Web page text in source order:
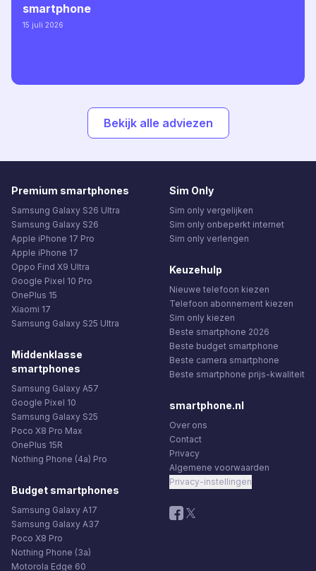
smartphone
15 juli 2026
Bekijk alle adviezen
Premium smartphones
Samsung Galaxy S26 Ultra
Samsung Galaxy S26
Apple iPhone 17 Pro
Apple iPhone 17
Oppo Find X9 Ultra
Google Pixel 10 Pro
OnePlus 15
Xiaomi 17
Samsung Galaxy S25 Ultra
Middenklasse
smartphones
Samsung Galaxy A57
Google Pixel 10
Samsung Galaxy S25
Poco X8 Pro Max
OnePlus 15R
Nothing Phone (4a) Pro
Budget smartphones
Samsung Galaxy A17
Samsung Galaxy A37
Poco X8 Pro
Nothing Phone (3a)
Motorola Edge 60
Sim Only
Sim only vergelijken
Sim only onbeperkt internet
Sim only verlengen
Keuzehulp
Nieuwe telefoon kiezen
Telefoon abonnement kiezen
Sim only kiezen
Beste smartphone 2026
Beste budget smartphone
Beste camera smartphone
Beste smartphone prijs-kwaliteit
smartphone.nl
Over ons
Contact
Privacy
Algemene voorwaarden
Privacy-instellingen